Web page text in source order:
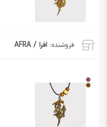
فروشنده: افرا / AFRA